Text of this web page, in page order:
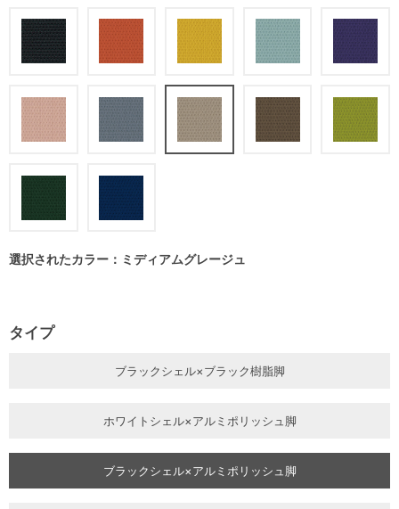
選択されたカラー：ミディアムグレージュ
タイプ
ブラックシェル×ブラック樹脂脚
ホワイトシェル×アルミポリッシュ脚
ブラックシェル×アルミポリッシュ脚